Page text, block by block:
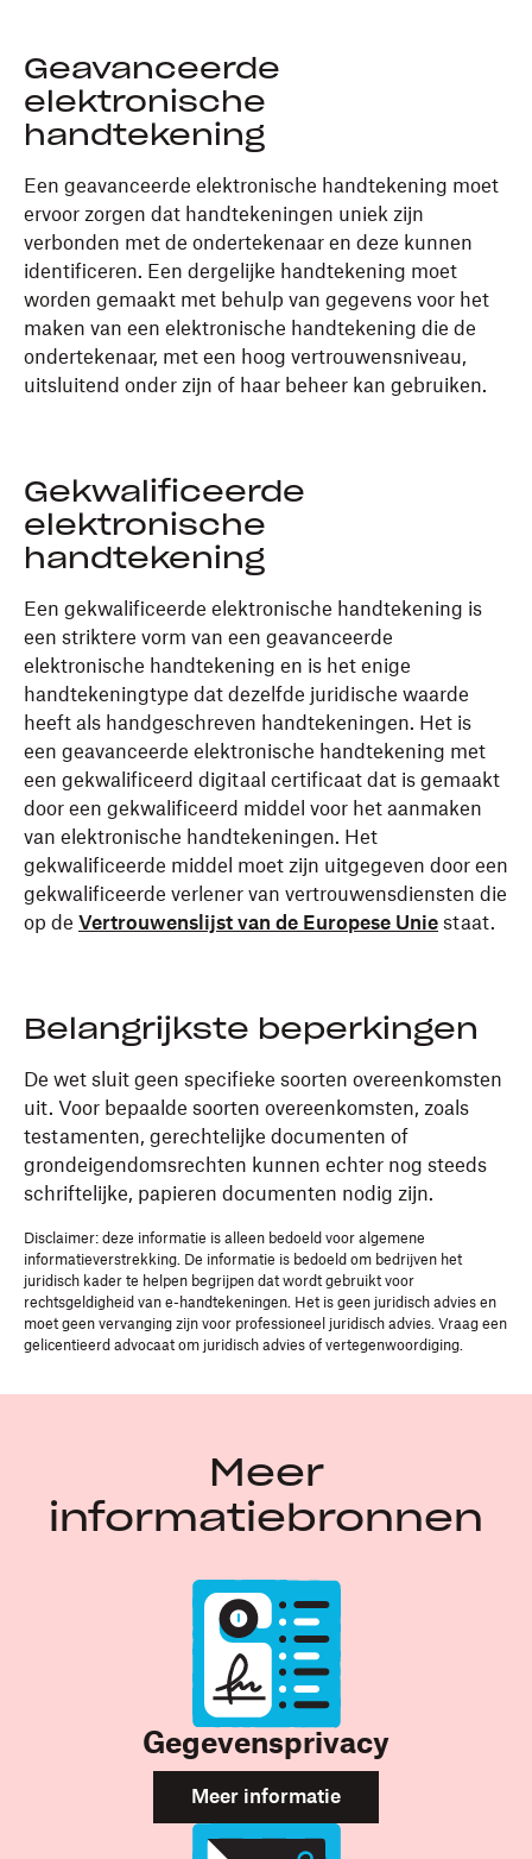
Geavanceerde
elektronische
handtekening
Een geavanceerde elektronische handtekening moet
ervoor zorgen dat handtekeningen uniek zijn
verbonden met de ondertekenaar en deze kunnen
identificeren. Een dergelijke handtekening moet
worden gemaakt met behulp van gegevens voor het
maken van een elektronische handtekening die de
ondertekenaar, met een hoog vertrouwensniveau,
uitsluitend onder zijn of haar beheer kan gebruiken.
Gekwalificeerde
elektronische
handtekening
Een gekwalificeerde elektronische handtekening is
een striktere vorm van een geavanceerde
elektronische handtekening en is het enige
handtekeningtype dat dezelfde juridische waarde
heeft als handgeschreven handtekeningen. Het is
een geavanceerde elektronische handtekening met
een gekwalificeerd digitaal certificaat dat is gemaakt
door een gekwalificeerd middel voor het aanmaken
van elektronische handtekeningen. Het
gekwalificeerde middel moet zijn uitgegeven door een
gekwalificeerde verlener van vertrouwensdiensten die
op de Vertrouwenslijst van de Europese Unie staat.
Belangrijkste beperkingen
De wet sluit geen specifieke soorten overeenkomsten
uit. Voor bepaalde soorten overeenkomsten, zoals
testamenten, gerechtelijke documenten of
grondeigendomsrechten kunnen echter nog steeds
schriftelijke, papieren documenten nodig zijn.
Disclaimer: deze informatie is alleen bedoeld voor algemene
informatieverstrekking. De informatie is bedoeld om bedrijven het
juridisch kader te helpen begrijpen dat wordt gebruikt voor
rechtsgeldigheid van e-handtekeningen. Het is geen juridisch advies en
moet geen vervanging zijn voor professioneel juridisch advies. Vraag een
gelicentieerd advocaat om juridisch advies of vertegenwoordiging.
Meer
informatiebronnen
Gegevensprivacy
Meer informatie